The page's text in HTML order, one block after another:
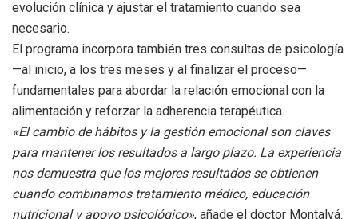
evolución clínica y ajustar el tratamiento cuando sea
necesario.
El programa incorpora también tres consultas de psicología
—al inicio, a los tres meses y al finalizar el proceso—
fundamentales para abordar la relación emocional con la
alimentación y reforzar la adherencia terapéutica.
«El cambio de hábitos y la gestión emocional son claves
para mantener los resultados a largo plazo. La experiencia
nos demuestra que los mejores resultados se obtienen
cuando combinamos tratamiento médico, educación
nutricional y apoyo psicológico», añade el doctor Montalvá.